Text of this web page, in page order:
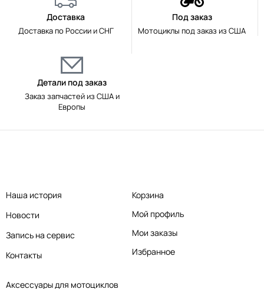
Доставка
Доставка по России и СНГ
Под заказ
Мотоциклы под заказ из США
Детали под заказ
Заказ запчастей из США и
Европы
Аксессуары для мотоциклов
Наша история
Новости
Запись на сервис
Контакты
Корзина
Мой профиль
Мои заказы
Избранное